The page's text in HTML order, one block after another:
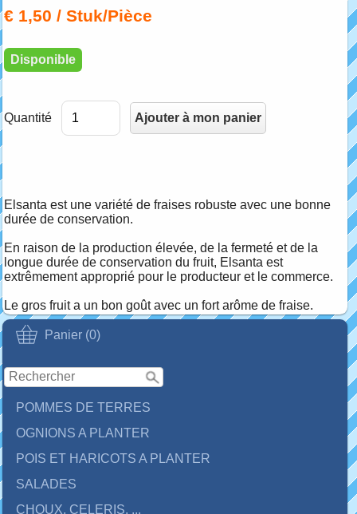
Panier (0)
POMMES DE TERRES
OGNIONS A PLANTER
POIS ET HARICOTS A PLANTER
SALADES
CHOUX, CELERIS, ...
€ 1,50 / Stuk/Pièce
Disponible
Quantité
Elsanta est une variété de fraises robuste avec une bonne
durée de conservation.
En raison de la production élevée, de la fermeté et de la
longue durée de conservation du fruit, Elsanta est
extrêmement approprié pour le producteur et le commerce.
Le gros fruit a un bon goût avec un fort arôme de fraise.